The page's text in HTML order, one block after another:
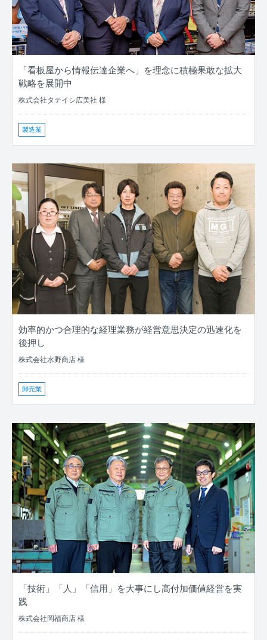
「看板屋から情報伝達企業へ」を理念に積極果敢な拡大
戦略を展開中
株式会社タテイシ広美社 様
製造業
効率的かつ合理的な経理業務が経営意思決定の迅速化を
後押し
株式会社水野商店 様
卸売業
「技術」「人」「信用」を大事にし高付加価値経営を実
践
株式会社岡福商店 様